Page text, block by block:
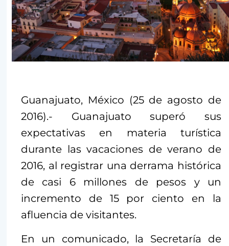
Guanajuato, México (25 de agosto de
2016).- Guanajuato superó sus
expectativas en materia turística
durante las vacaciones de verano de
2016, al registrar una derrama histórica
de casi 6 millones de pesos y un
incremento de 15 por ciento en la
afluencia de visitantes.
En un comunicado, la Secretaría de